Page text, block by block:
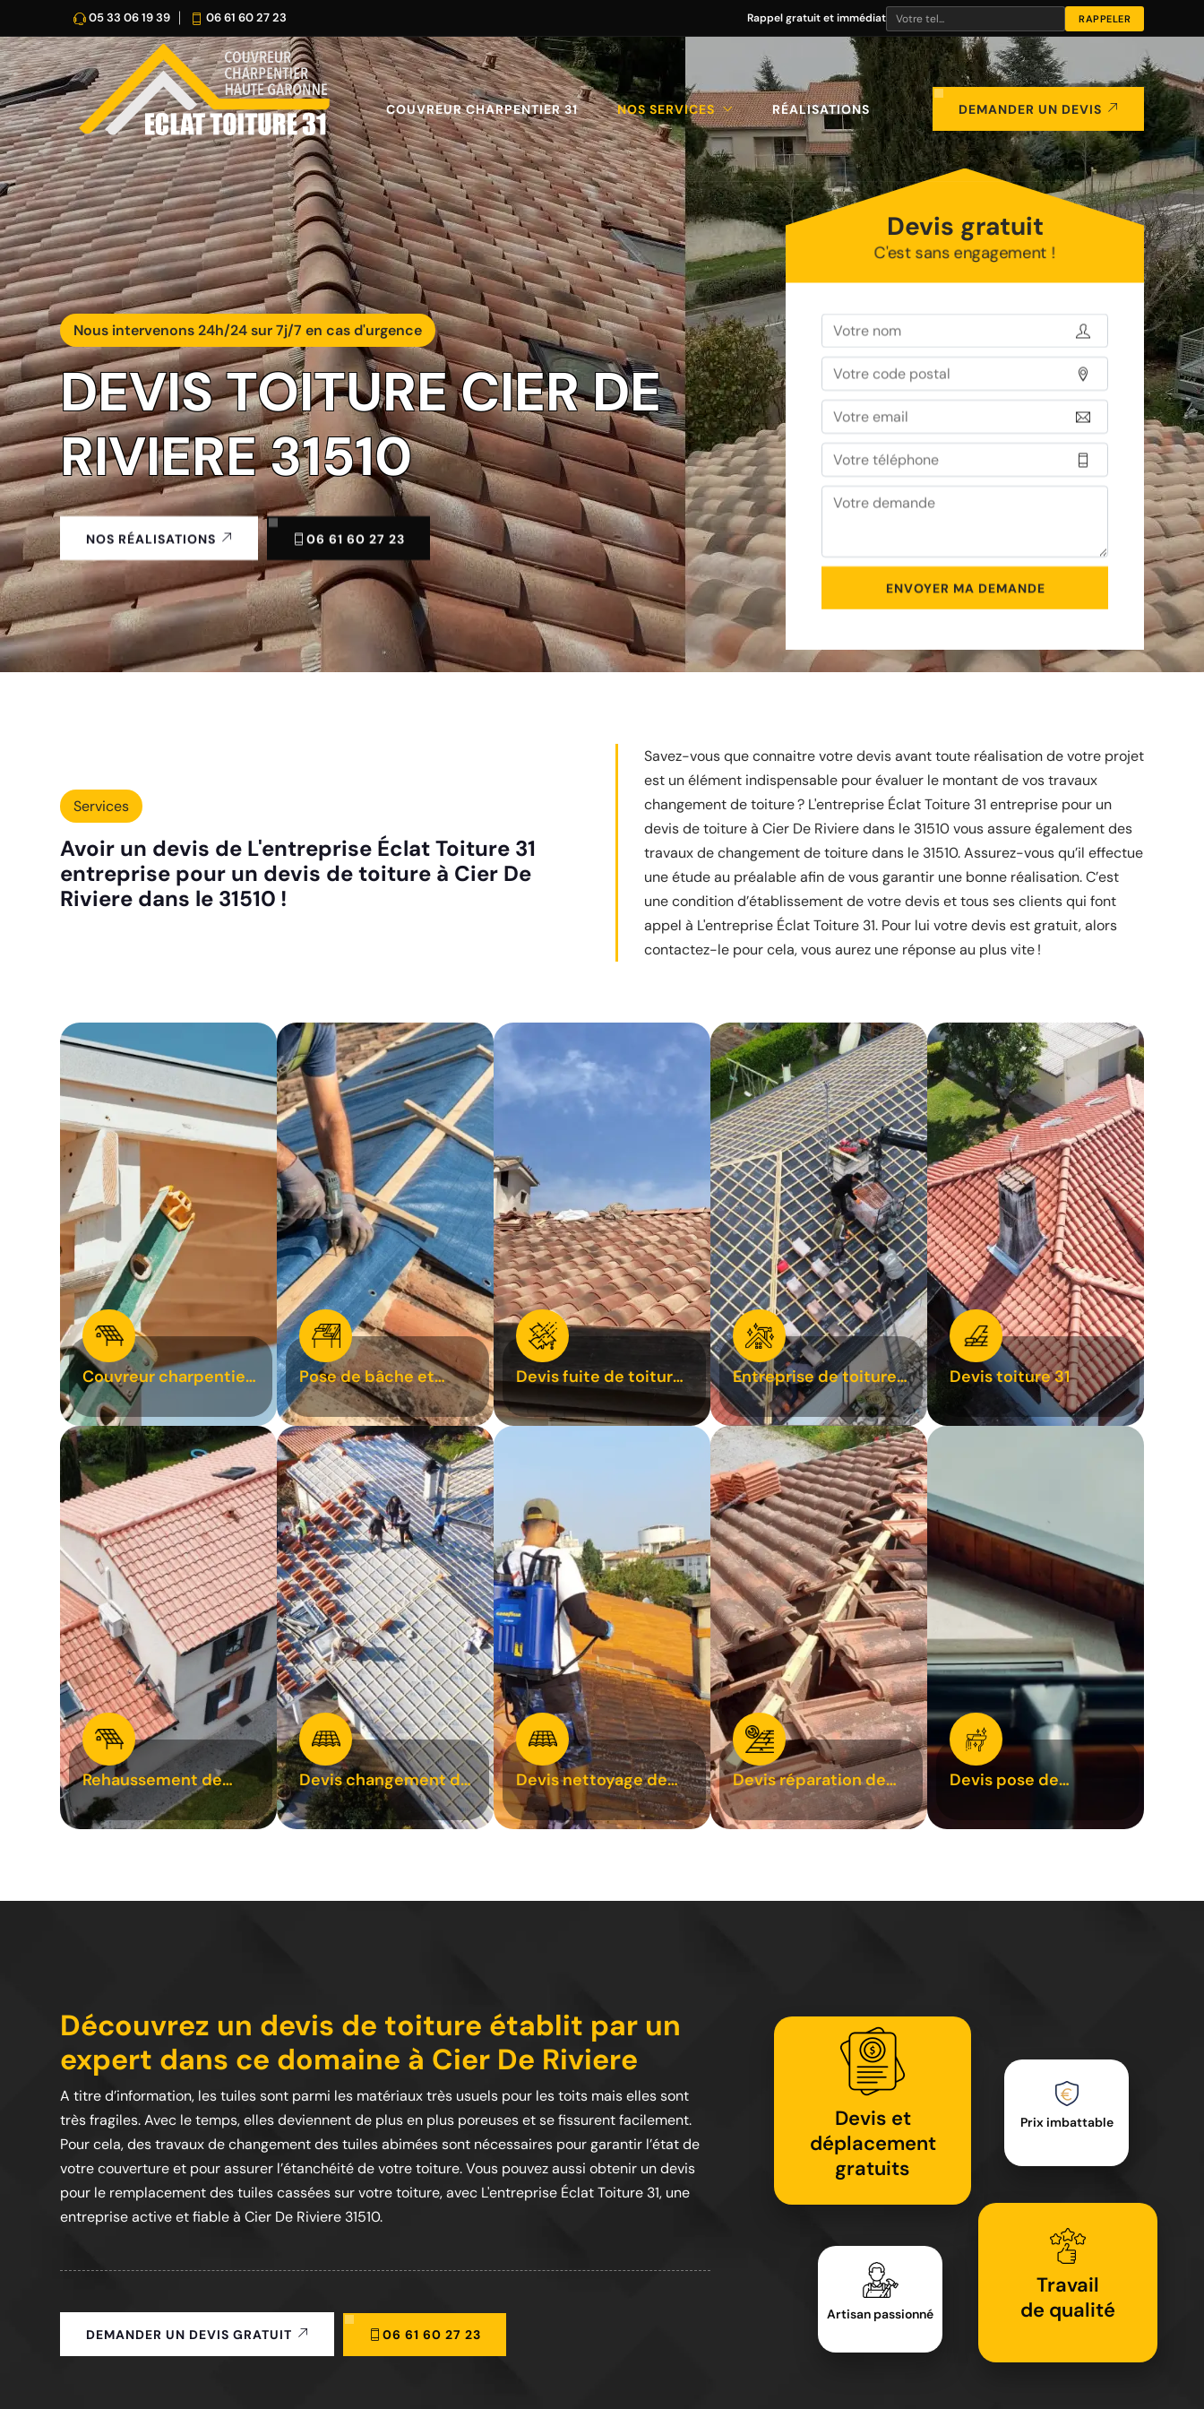
05 33 06 19 39 06 61 60 27 23 Rappel gratuit et immédiat
COUVREUR CHARPENTIER 31 NOS SERVICES RÉALISATIONS DEMANDER UN DEVIS
Nous intervenons 24h/24 sur 7j/7 en cas d'urgence
DEVIS TOITURE CIER DE
RIVIERE 31510
NOS RÉALISATIONS 06 61 60 27 23
Devis gratuit
C'est sans engagement !
Services
Avoir un devis de L'entreprise Éclat Toiture 31
entreprise pour un devis de toiture à Cier De
Riviere dans le 31510 !
Savez-vous que connaitre votre devis avant toute réalisation de votre projet
est un élément indispensable pour évaluer le montant de vos travaux
changement de toiture ? L'entreprise Éclat Toiture 31 entreprise pour un
devis de toiture à Cier De Riviere dans le 31510 vous assure également des
travaux de changement de toiture dans le 31510. Assurez-vous qu’il effectue
une étude au préalable afin de vous garantir une bonne réalisation. C’est
une condition d’établissement de votre devis et tous ses clients qui font
appel à L'entreprise Éclat Toiture 31. Pour lui votre devis est gratuit, alors
contactez-le pour cela, vous aurez une réponse au plus vite !
Couvreur charpentier
31
Pose de bâche et
bâchage de toiture 31
Devis fuite de toiture
31
Entreprise de toiture
31
Devis toiture 31
Rehaussement de
toiture 31
Devis changement de
tuile 31
Devis nettoyage de
toiture 31
Devis réparation de
toiture 31
Devis pose de
Découvrez un devis de toiture établit par un
expert dans ce domaine à Cier De Riviere
A titre d’information, les tuiles sont parmi les matériaux très usuels pour les toits mais elles sont
très fragiles. Avec le temps, elles deviennent de plus en plus poreuses et se fissurent facilement.
Pour cela, des travaux de changement des tuiles abimées sont nécessaires pour garantir l’état de
votre couverture et pour assurer l’étanchéité de votre toiture. Vous pouvez aussi obtenir un devis
pour le remplacement des tuiles cassées sur votre toiture, avec L'entreprise Éclat Toiture 31, une
entreprise active et fiable à Cier De Riviere 31510.
Devis et
déplacement
gratuits
Artisan passionné
Prix imbattable
Travail
de qualité
DEMANDER UN DEVIS GRATUIT 06 61 60 27 23